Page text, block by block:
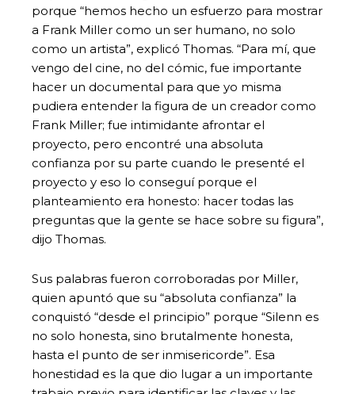
porque “hemos hecho un esfuerzo para mostrar
a Frank Miller como un ser humano, no solo
como un artista”, explicó Thomas. “Para mí, que
vengo del cine, no del cómic, fue importante
hacer un documental para que yo misma
pudiera entender la figura de un creador como
Frank Miller; fue intimidante afrontar el
proyecto, pero encontré una absoluta
confianza por su parte cuando le presenté el
proyecto y eso lo conseguí porque el
planteamiento era honesto: hacer todas las
preguntas que la gente se hace sobre su figura”,
dijo Thomas.
Sus palabras fueron corroboradas por Miller,
quien apuntó que su “absoluta confianza” la
conquistó “desde el principio” porque “Silenn es
no solo honesta, sino brutalmente honesta,
hasta el punto de ser inmisericorde”. Esa
honestidad es la que dio lugar a un importante